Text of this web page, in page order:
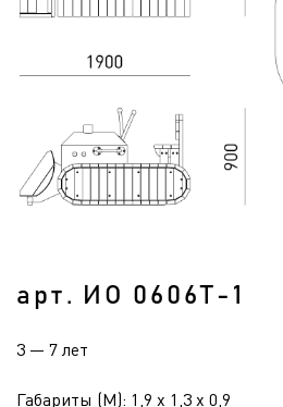
арт. ИО 0606Т-1
3 — 7 лет
Габариты (М): 1,9 x 1,3 x 0,9